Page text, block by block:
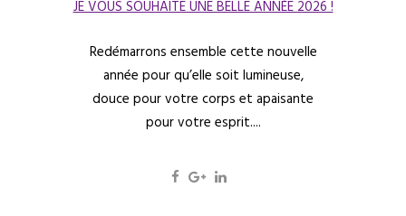
JE VOUS SOUHAITE UNE BELLE ANNÉE 2026 !
Redémarrons ensemble cette nouvelle
année pour qu’elle soit lumineuse,
douce pour votre corps et apaisante
pour votre esprit....